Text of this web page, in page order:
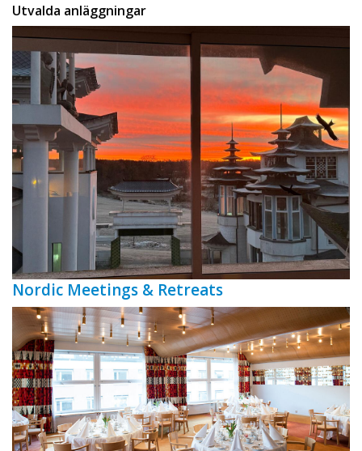
Utvalda anläggningar
Nordic Meetings & Retreats